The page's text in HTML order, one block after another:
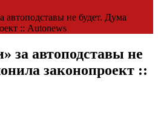
автоподставы не будет. Дума
:: Autonews
за автоподставы не
законопроект ::